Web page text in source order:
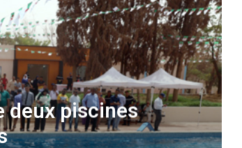
Région
6 juin 2026
de la cochenille du
carmin